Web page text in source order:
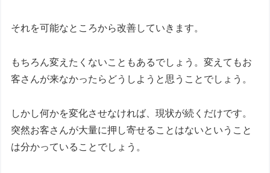
それを可能なところから改善していきます。
もちろん変えたくないこともあるでしょう。変えてもお
客さんが来なかったらどうしようと思うことでしょう。
しかし何かを変化させなければ、現状が続くだけです。
突然お客さんが大量に押し寄せることはないということ
は分かっていることでしょう。